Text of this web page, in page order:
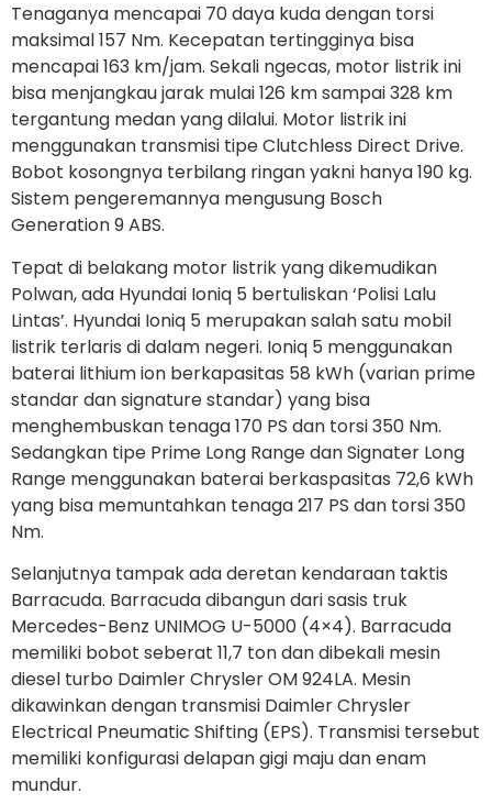
Tenaganya mencapai 70 daya kuda dengan torsi
maksimal 157 Nm. Kecepatan tertingginya bisa
mencapai 163 km/jam. Sekali ngecas, motor listrik ini
bisa menjangkau jarak mulai 126 km sampai 328 km
tergantung medan yang dilalui. Motor listrik ini
menggunakan transmisi tipe Clutchless Direct Drive.
Bobot kosongnya terbilang ringan yakni hanya 190 kg.
Sistem pengeremannya mengusung Bosch
Generation 9 ABS.
Tepat di belakang motor listrik yang dikemudikan
Polwan, ada Hyundai Ioniq 5 bertuliskan ‘Polisi Lalu
Lintas’. Hyundai Ioniq 5 merupakan salah satu mobil
listrik terlaris di dalam negeri. Ioniq 5 menggunakan
baterai lithium ion berkapasitas 58 kWh (varian prime
standar dan signature standar) yang bisa
menghembuskan tenaga 170 PS dan torsi 350 Nm.
Sedangkan tipe Prime Long Range dan Signater Long
Range menggunakan baterai berkaspasitas 72,6 kWh
yang bisa memuntahkan tenaga 217 PS dan torsi 350
Nm.
Selanjutnya tampak ada deretan kendaraan taktis
Barracuda. Barracuda dibangun dari sasis truk
Mercedes-Benz UNIMOG U-5000 (4×4). Barracuda
memiliki bobot seberat 11,7 ton dan dibekali mesin
diesel turbo Daimler Chrysler OM 924LA. Mesin
dikawinkan dengan transmisi Daimler Chrysler
Electrical Pneumatic Shifting (EPS). Transmisi tersebut
memiliki konfigurasi delapan gigi maju dan enam
mundur.